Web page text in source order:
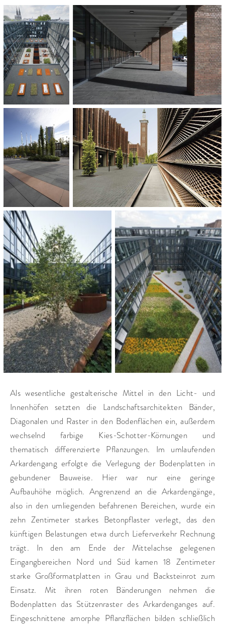
Anthrazit
60 x 40 x 5 cm
30 x 15 x 10 cm
120 x 60 x 18 cm
120 x 65 x 18 cm
120 x 80 x 18 cm
ARCHITECT:
FSWLA Landschaftsarchitektur, Düsseldorf
BUILDER:
Bauherrengemeinschaft Bürohäuser Köln Rheinhallen GbR
Grundstücksgesellschaft Bürohäuser Rheinpark GbR vertreten durch die
Josef Esch Fondsprojekt GmbH
AREA:
30.000 m²
COMPLETION:
2008
CATEGORIES:
Kongress- und Veranstaltungszentren
Unternehmen
Plätze und Promenaden
Als wesentliche gestalterische Mittel in den Licht- und
Innenhöfen setzten die Landschaftsarchitekten Bänder,
Diagonalen und Raster in den Bodenflächen ein, außerdem
wechselnd farbige Kies-Schotter-Körnungen und
thematisch differenzierte Pflanzungen. Im umlaufenden
Arkardengang erfolgte die Verlegung der Bodenplatten in
gebundener Bauweise. Hier war nur eine geringe
Aufbauhöhe möglich. Angrenzend an die Arkardengänge,
also in den umliegenden befahrenen Bereichen, wurde ein
zehn Zentimeter starkes Betonpflaster verlegt, das den
künftigen Belastungen etwa durch Lieferverkehr Rechnung
trägt. In den am Ende der Mittelachse gelegenen
Eingangbereichen Nord und Süd kamen 18 Zentimeter
starke Großformatplatten in Grau und Backsteinrot zum
Einsatz. Mit ihren roten Bänderungen nehmen die
Bodenplatten das Stützenraster des Arkardenganges auf.
Eingeschnittene amorphe Pflanzflächen bilden schließlich